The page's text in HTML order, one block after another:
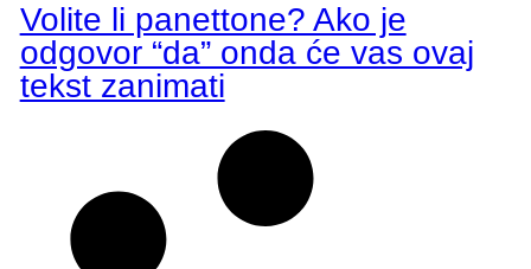
Volite li panettone? Ako je
odgovor “da” onda će vas ovaj
tekst zanimati